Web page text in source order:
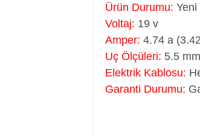
Ürün Durumu: Yeni
Voltaj: 19 v
Amper: 4.74 a
Uç Ölçüleri: 5.5
Elektrik Kablosu:
Garanti Durumu: